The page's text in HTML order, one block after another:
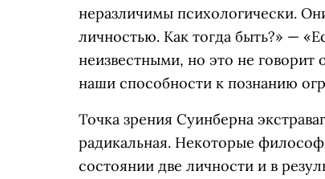
неразличимы психологически.
личностью. Как тогда быть?» —
неизвестными, но это не
наши способности к познанию
Точка зрения Суинберна
радикальная. Некоторые
состоянии две личности и в